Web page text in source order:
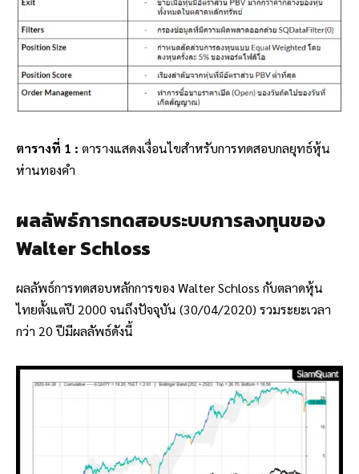
ตารางที่ 1 : ตารางแสดงเงื่อนไขสำหรับการทดสอบกลยุทธ์หุ้น
ห่านทองคำ
ผลลัพธ์การทดสอบระบบการลงทุนของ
Walter Schloss
ผลลัพธ์การทดสอบหลักการของ Walter Schloss กับตลาดหุ้น
ไทยตั้งแต่ปี 2000 จนถึงปัจจุบัน (30/04/2020) รวมระยะเวลา
กว่า 20 ปีมีผลลัพธ์ดังนี้